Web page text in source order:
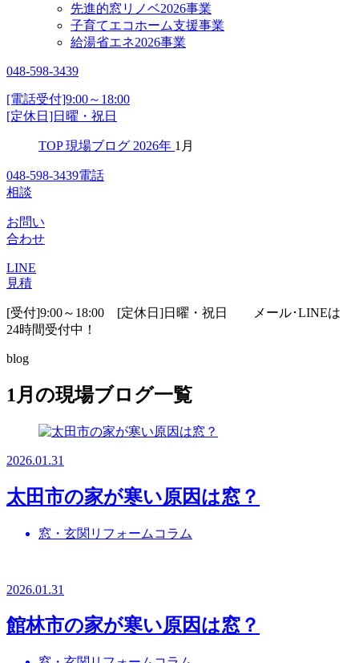
先進的窓リノベ2026事業
子育てエコホーム支援事業
給湯省エネ2026事業
048-598-3439
[電話受付]9:00～18:00
[定休日]日曜・祝日
TOP 現場ブログ 2026年 1月
048-598-3439電話
相談
お問い
合わせ
LINE
見積
[受付]9:00～18:00 [定休日]日曜・祝日
メール･LINEは
24時間受付中！
blog
1月の現場ブログ一覧
2026.01.31
太田市の家が寒い原因は窓？
窓・玄関リフォームコラム
2026.01.31
館林市の家が寒い原因は窓？